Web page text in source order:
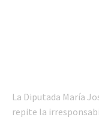
La Diputada María
repite la